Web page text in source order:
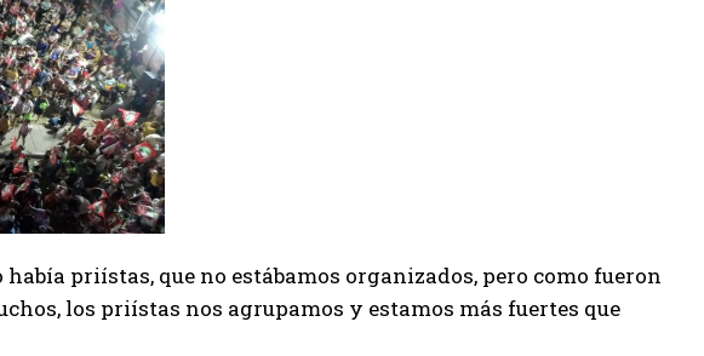
priístas, que no estábamos organizados, pero como fueron
los priístas nos agrupamos y estamos más fuertes que